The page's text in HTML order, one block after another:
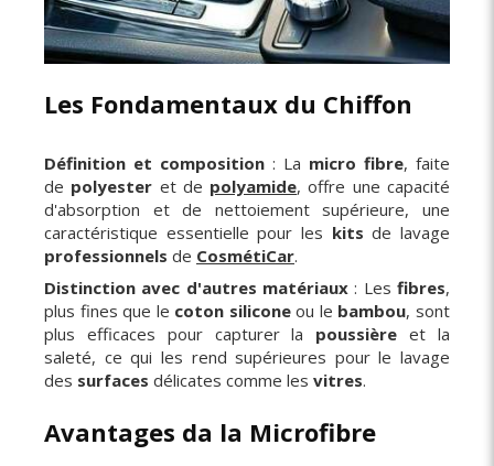
Les Fondamentaux du Chiffon
Définition et composition : La micro fibre, faite
de polyester et de polyamide, offre une capacité
d'absorption et de nettoiement supérieure, une
caractéristique essentielle pour les kits de lavage
professionnels de CosmétiCar.
Distinction avec d'autres matériaux : Les fibres,
plus fines que le coton siliconeou le bambou, sont
plus efficaces pour capturer la poussière et la
saleté, ce qui les rend supérieures pour le lavage
des surfaces délicates comme les vitres.
Avantages da la Microfibre